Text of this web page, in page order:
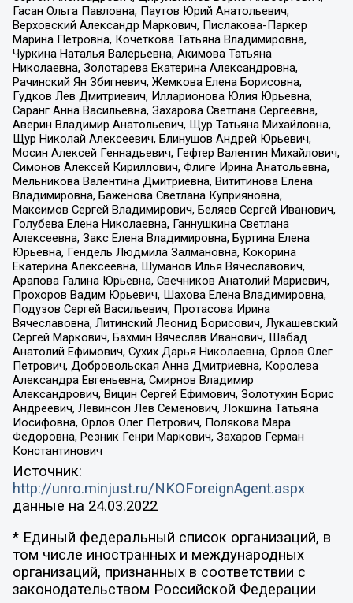
Гасан Ольга Павловна, Паутов Юрий Анатольевич,
Верховский Александр Маркович, Пислакова-Паркер
Марина Петровна, Кочеткова Татьяна Владимировна,
Чуркина Наталья Валерьевна, Акимова Татьяна
Николаевна, Золотарева Екатерина Александровна,
Рачинский Ян Збигневич, Жемкова Елена Борисовна,
Гудков Лев Дмитриевич, Илларионова Юлия Юрьевна,
Саранг Анна Васильевна, Захарова Светлана Сергеевна,
Аверин Владимир Анатольевич, Щур Татьяна Михайловна,
Щур Николай Алексеевич, Блинушов Андрей Юрьевич,
Мосин Алексей Геннадьевич, Гефтер Валентин Михайлович,
Симонов Алексей Кириллович, Флиге Ирина Анатольевна,
Мельникова Валентина Дмитриевна, Вититинова Елена
Владимировна, Баженова Светлана Куприяновна,
Максимов Сергей Владимирович, Беляев Сергей Иванович,
Голубева Елена Николаевна, Ганнушкина Светлана
Алексеевна, Закс Елена Владимировна, Буртина Елена
Юрьевна, Гендель Людмила Залмановна, Кокорина
Екатерина Алексеевна, Шуманов Илья Вячеславович,
Арапова Галина Юрьевна, Свечников Анатолий Мариевич,
Прохоров Вадим Юрьевич, Шахова Елена Владимировна,
Подузов Сергей Васильевич, Протасова Ирина
Вячеславовна, Литинский Леонид Борисович, Лукашевский
Сергей Маркович, Бахмин Вячеслав Иванович, Шабад
Анатолий Ефимович, Сухих Дарья Николаевна, Орлов Олег
Петрович, Добровольская Анна Дмитриевна, Королева
Александра Евгеньевна, Смирнов Владимир
Александрович, Вицин Сергей Ефимович, Золотухин Борис
Андреевич, Левинсон Лев Семенович, Локшина Татьяна
Иосифовна, Орлов Олег Петрович, Полякова Мара
Федоровна, Резник Генри Маркович, Захаров Герман
Константинович
Источник:
http://unro.minjust.ru/NKOForeignAgent.aspx
данные на 24.03.2022
* Единый федеральный список организаций, в
том числе иностранных и международных
организаций, признанных в соответствии с
законодательством Российской Федерации